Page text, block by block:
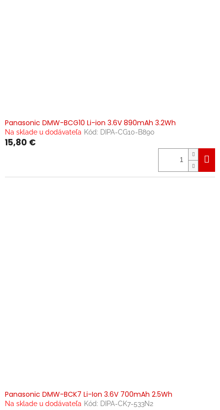
Panasonic DMW-BCG10 Li-ion 3.6V 890mAh 3.2Wh
Na sklade u dodávateľa Kód: DIPA-CG10-B890
15,80 €
Panasonic DMW-BCK7 Li-Ion 3.6V 700mAh 2.5Wh
Na sklade u dodávateľa Kód: DIPA-CK7-533N2